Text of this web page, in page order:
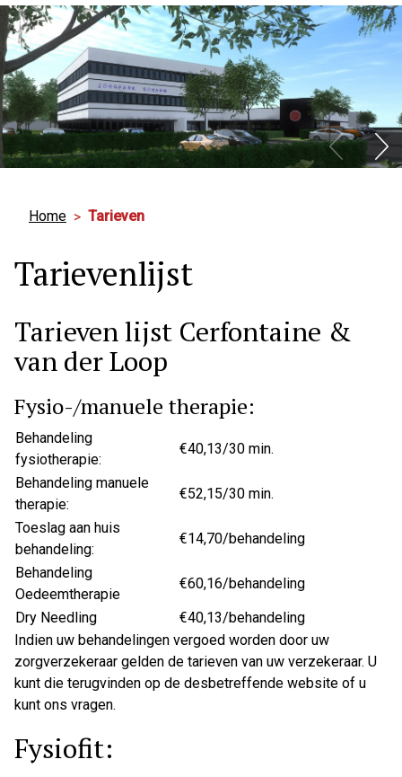
Home Tarieven
Tarievenlijst
Tarieven lijst Cerfontaine &
van der Loop
Fysio-/manuele therapie:
Behandeling
fysiotherapie:
€40,13/30 min.
Behandeling manuele
therapie:
€52,15/30 min.
Toeslag aan huis
behandeling:
€14,70/behandeling
Behandeling
Oedeemtherapie
€60,16/behandeling
Dry Needling
€40,13/behandeling
Indien uw behandelingen vergoed worden door uw
zorgverzekeraar gelden de tarieven van uw verzekeraar. U
kunt die terugvinden op de desbetreffende website of u
kunt ons vragen.
Fysiofit: